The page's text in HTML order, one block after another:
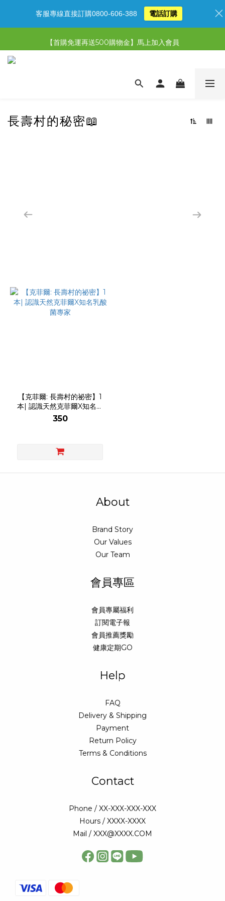
【限時特惠】全館滿1,000送500購物金！
【限時特惠】超值5選3，最高現省1,770元
【首購免運再送500購物金】馬上加入會員
長壽村的秘密📖
【克菲爾: 長壽村的祕密】1
本| 認識天然克菲爾X知名乳
酸菌專家
350
About
Brand Story
Our Values
Our Team
會員專區
會員專屬福利
訂閱電子報
會員推薦獎勵
健康定期GO
Help
FAQ
Delivery & Shipping
Payment
Return Policy
Terms & Conditions
Contact
Phone / XX-XXX-XXX-XXX
Hours / XXXX-XXXX
Mail / XXX@XXXX.COM
客服專線直接訂購0800-606-388 電話訂購